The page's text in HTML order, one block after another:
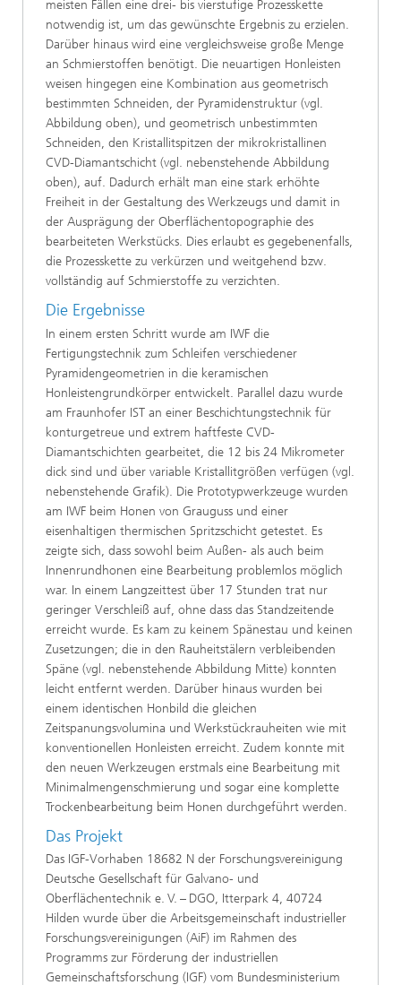
meisten Fällen eine drei- bis vierstufige Prozesskette
notwendig ist, um das gewünschte Ergebnis zu erzielen.
Darüber hinaus wird eine vergleichsweise große Menge
an Schmierstoffen benötigt. Die neuartigen Honleisten
weisen hingegen eine Kombination aus geometrisch
bestimmten Schneiden, der Pyramidenstruktur (vgl.
Abbildung oben), und geometrisch unbestimmten
Schneiden, den Kristallitspitzen der mikrokristallinen
CVD-Diamantschicht (vgl. nebenstehende Abbildung
oben), auf. Dadurch erhält man eine stark erhöhte
Freiheit in der Gestaltung des Werkzeugs und damit in
der Ausprägung der Oberflächentopographie des
bearbeiteten Werkstücks. Dies erlaubt es gegebenenfalls,
die Prozesskette zu verkürzen und weitgehend bzw.
vollständig auf Schmierstoffe zu verzichten.
Die Ergebnisse
In einem ersten Schritt wurde am IWF die
Fertigungstechnik zum Schleifen verschiedener
Pyramidengeometrien in die keramischen
Honleistengrundkörper entwickelt. Parallel dazu wurde
am Fraunhofer IST an einer Beschichtungstechnik für
konturgetreue und extrem haftfeste CVD-
Diamantschichten gearbeitet, die 12 bis 24 Mikrometer
dick sind und über variable Kristallitgrößen verfügen (vgl.
nebenstehende Grafik). Die Prototypwerkzeuge wurden
am IWF beim Honen von Grauguss und einer
eisenhaltigen thermischen Spritzschicht getestet. Es
zeigte sich, dass sowohl beim Außen- als auch beim
Innenrundhonen eine Bearbeitung problemlos möglich
war. In einem Langzeittest über 17 Stunden trat nur
geringer Verschleiß auf, ohne dass das Standzeitende
erreicht wurde. Es kam zu keinem Spänestau und keinen
Zusetzungen; die in den Rauheitstälern verbleibenden
Späne (vgl. nebenstehende Abbildung Mitte) konnten
leicht entfernt werden. Darüber hinaus wurden bei
einem identischen Honbild die gleichen
Zeitspanungsvolumina und Werkstückrauheiten wie mit
konventionellen Honleisten erreicht. Zudem konnte mit
den neuen Werkzeugen erstmals eine Bearbeitung mit
Minimalmengenschmierung und sogar eine komplette
Trockenbearbeitung beim Honen durchgeführt werden.
Das Projekt
Das IGF-Vorhaben 18682 N der Forschungsvereinigung
Deutsche Gesellschaft für Galvano- und
Oberflächentechnik e. V. – DGO, Itterpark 4, 40724
Hilden wurde über die Arbeitsgemeinschaft industrieller
Forschungsvereinigungen (AiF) im Rahmen des
Programms zur Förderung der industriellen
Gemeinschaftsforschung (IGF) vom Bundesministerium